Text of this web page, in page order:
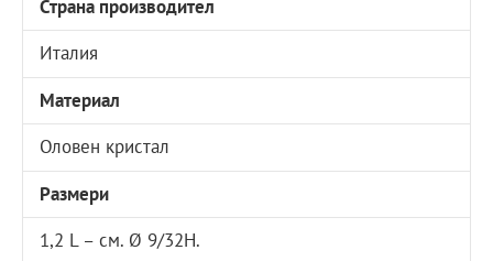
Страна производител
Италия
Материал
Оловен кристал
Размери
1,2 L – см. Ø 9/32H.